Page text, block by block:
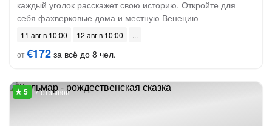
каждый уголок расскажет свою историю. Откройте для
себя фахверковые дома и местную Венецию
11 авг в 10:00
12 авг в 10:00
от€172 за всё до 8 чел.
7 отзывов